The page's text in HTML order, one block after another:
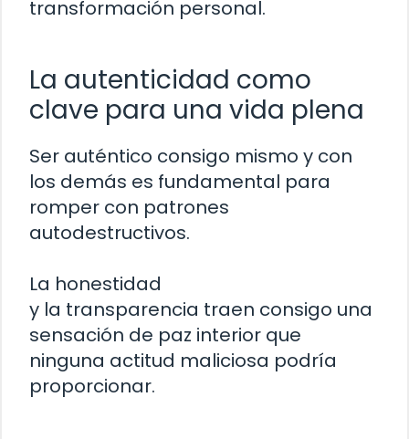
transformación personal.
La autenticidad como
clave para una vida plena
Ser auténtico consigo mismo y con
los demás es fundamental para
romper con patrones
autodestructivos.
La honestidad
y la transparencia traen consigo una
sensación de paz interior que
ninguna actitud maliciosa podría
proporcionar.